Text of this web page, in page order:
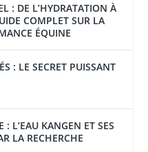
: DE L’HYDRATATION À
COMPLET SUR LA
ÉQUINE
: LE SECRET PUISSANT
: L’EAU KANGEN ET SES
LA RECHERCHE